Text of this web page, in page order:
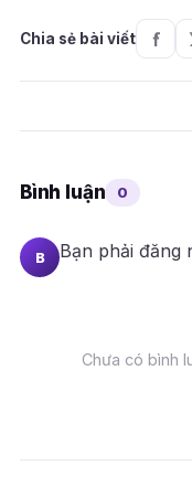
Chia sẻ bài viết
Bình luận 0
B Bạn phải đăng
Chưa có bình